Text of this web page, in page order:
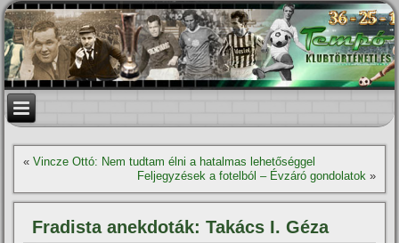
«Vincze Ottó: Nem tudtam élni a hatalmas lehetőséggel
Feljegyzések a fotelból – Évzáró gondolatok»
Fradista anekdoták: Takács I. Géza